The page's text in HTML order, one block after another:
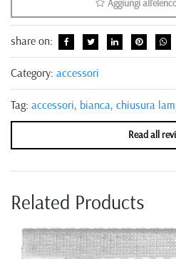
Aggiungi
share on:
Category: accessori
Tag: accessori, bianca, chiusura
Read all
Related Products